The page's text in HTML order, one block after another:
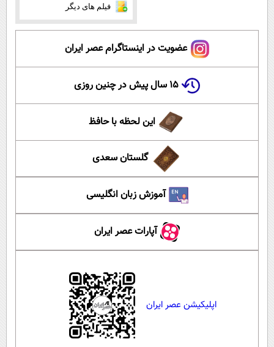
فیلم های دیگر
عضویت در اینستاگرام عصر ایران
۱۵ سال پیش در چنین روزی
این لحظه با حافظ
گلستان سعدی
آموزش زبان انگلیسی
آپارات عصر ایران
اپلیکیشن عصر ایران